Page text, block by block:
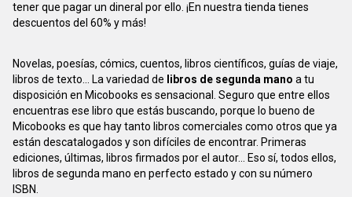
tener que pagar un dineral por ello. ¡En nuestra tienda tienes
descuentos del 60% y más!
Novelas, poesías, cómics, cuentos, libros científicos, guías de viaje,
libros de texto... La variedad de libros de segunda mano a tu
disposición en Micobooks es sensacional. Seguro que entre ellos
encuentras ese libro que estás buscando, porque lo bueno de
Micobooks es que hay tanto libros comerciales como otros que ya
están descatalogados y son difíciles de encontrar. Primeras
ediciones, últimas, libros firmados por el autor... Eso sí, todos ellos,
libros de segunda mano en perfecto estado y con su número
ISBN.